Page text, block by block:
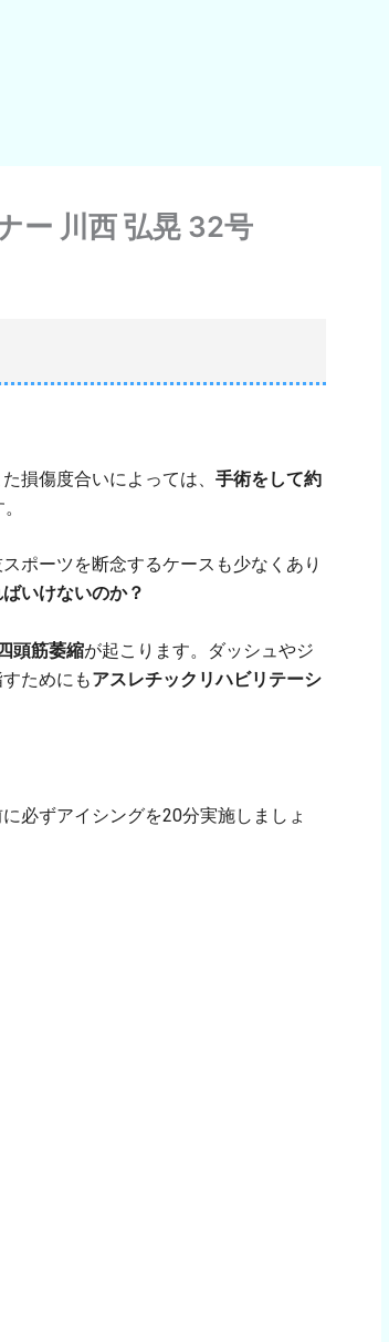
ー 川西 弘晃 32号
損傷度合いによっては、 手術をして約
ポーツを断念するケースも少なくあり
いけないのか？
頭筋萎縮が起こります。ダッシュやジ
ためにもアスレチックリハビリテーシ
必ずアイシングを20分実施しましょ